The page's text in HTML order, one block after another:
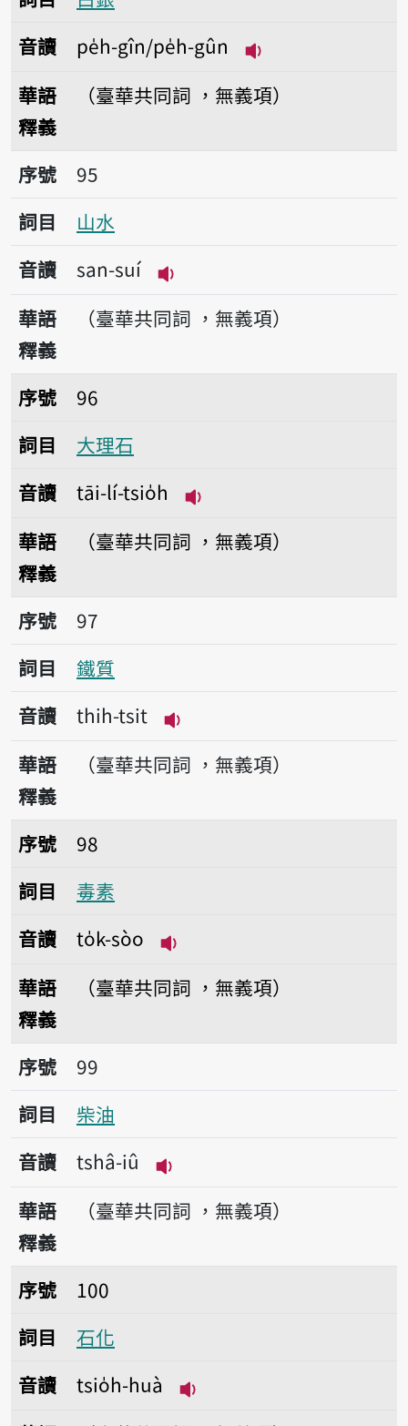
音讀
pe̍h-gîn/pe̍h-gûn
華語
釋義
（臺華共同詞 ，無義項）
序號95山水
序號
95
詞目
山水
音讀
san-suí
播放音讀san-suí
華語
釋義
（臺華共同詞 ，無義項）
序號96大理石
序號
96
詞目
大理石
音讀
tāi-lí-tsio̍h
華語
釋義
（臺華共同詞 ，無義項）
序號97鐵質
序號
97
詞目
鐵質
音讀
thih-tsit
播放音讀thih-tsit
華語
釋義
（臺華共同詞 ，無義項）
序號98毒素
序號
98
詞目
毒素
音讀
to̍k-sòo
華語
釋義
（臺華共同詞 ，無義項）
序號99柴油
序號
99
詞目
柴油
音讀
tshâ-iû
播放音讀tshâ-iû
華語
釋義
（臺華共同詞 ，無義項）
序號100石化
序號
100
詞目
石化
音讀
tsio̍h-huà